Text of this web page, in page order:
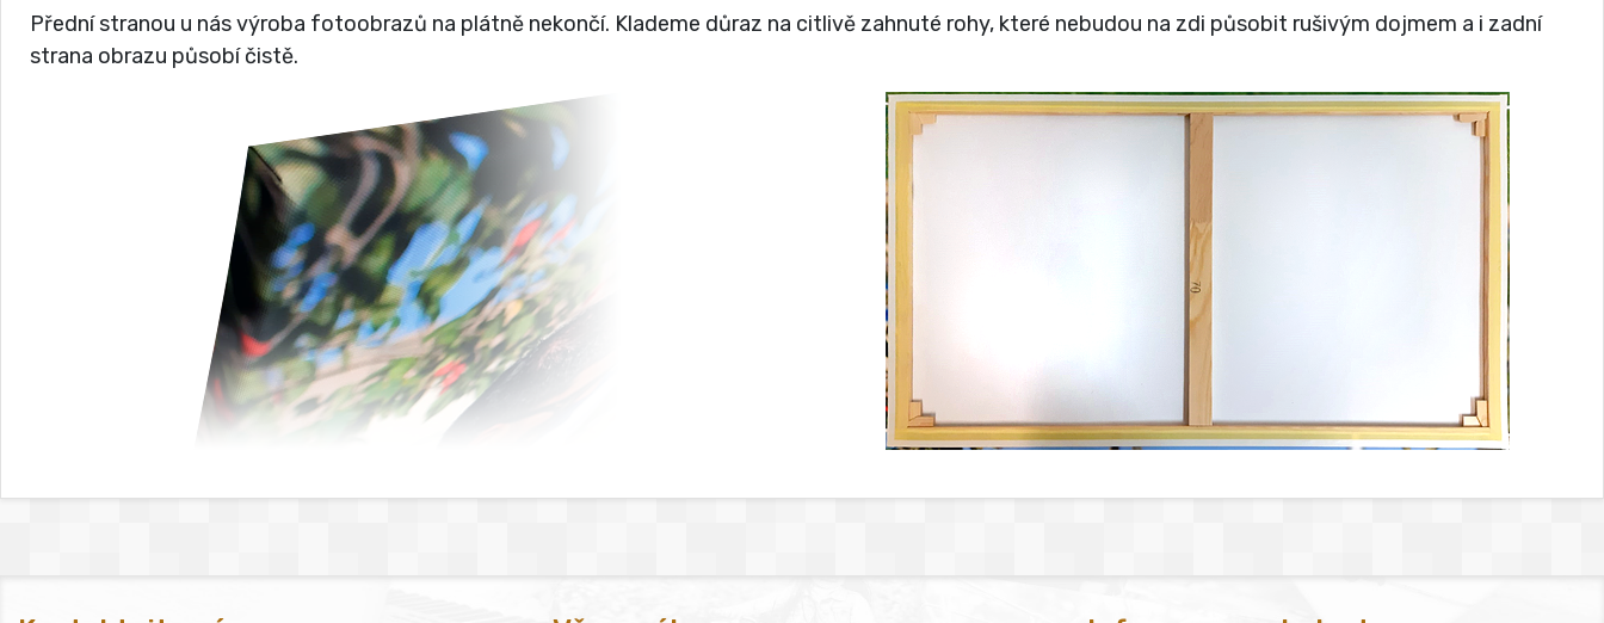
Přední stranou u nás výroba fotoobrazů na plátně nekončí. Klademe důraz na citlivě zahnuté rohy, které nebudou na zdi působit rušivým dojmem a i zadní
strana obrazu působí čistě.